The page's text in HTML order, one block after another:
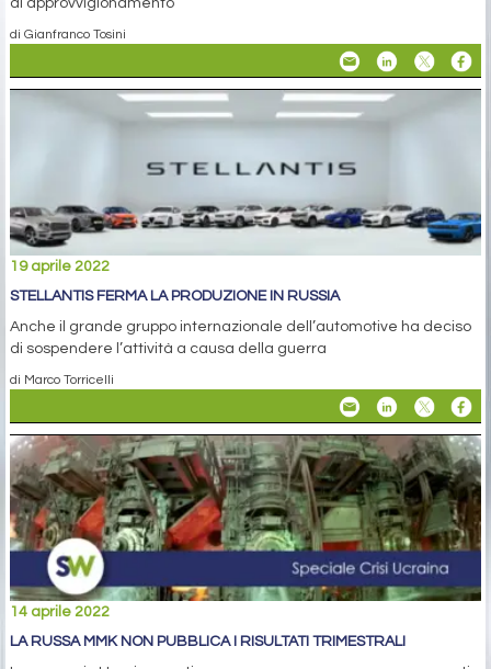
di approvvigionamento
di Gianfranco Tosini
19 aprile 2022
STELLANTIS FERMA LA PRODUZIONE IN RUSSIA
Anche il grande gruppo internazionale dell’automotive ha deciso
di sospendere l’attività a causa della guerra
di Marco Torricelli
14 aprile 2022
LA RUSSA MMK NON PUBBLICA I RISULTATI TRIMESTRALI